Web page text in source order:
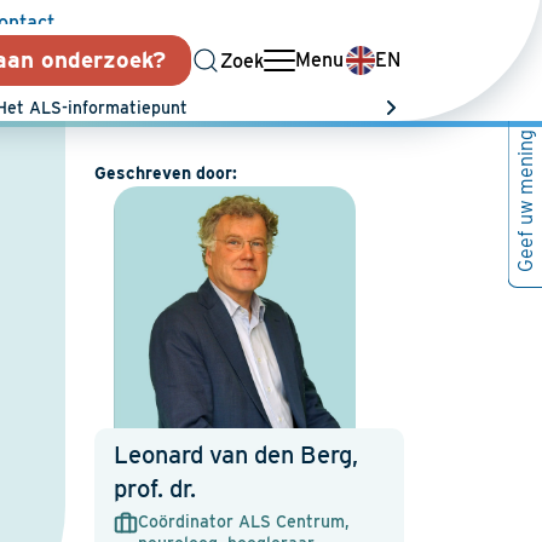
onderzoek? Zoek Menu EN
Switch
to
ALS-informatiepunt
Geschreven door:
Leonard van den Berg,
prof. dr.
Coördinator ALS Centrum,
Geef uw mening